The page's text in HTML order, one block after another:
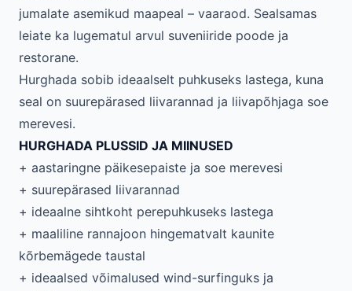
jumalate asemikud maapeal – vaaraod. Sealsamas
leiate ka lugematul arvul suveniiride poode ja
restorane.
Hurghada sobib ideaalselt puhkuseks lastega, kuna
seal on suurepärased liivarannad ja liivapõhjaga soe
merevesi.
HURGHADA PLUSSID JA MIINUSED
+ aastaringne päikesepaiste ja soe merevesi
+ suurepärased liivarannad
+ ideaalne sihtkoht perepuhkuseks lastega
+ maaliline rannajoon hingematvalt kaunite
kõrbemägede taustal
+ ideaalsed võimalused wind-surfinguks ja